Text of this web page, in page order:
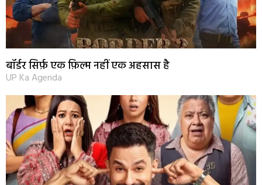
बॉर्डर सिर्फ़ एक फ़िल्म नहीं एक अहसास है
UP Ka Agenda